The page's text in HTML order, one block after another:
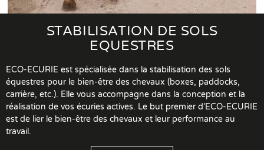
STABILISATION DE SOLS
EQUESTRES
ECO-ECURIE est spécialisée dans la stabilisation des sols
équestres pour le bien-être des chevaux (boxes, paddocks,
carrière, etc.). Elle vous accompagne dans la conception et la
réalisation de vos écuries actives. Le but premier d’ECO-ECURIE
est de lier le bien-être des chevaux et leur performance au
travail.